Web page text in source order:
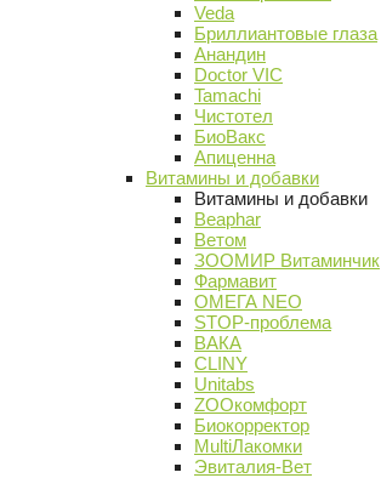
Veda
Бриллиантовые глаза
Анандин
Doctor VIC
Tamachi
Чистотел
БиоВакс
Апиценна
Витамины и добавки
Витамины и добавки
Beaphar
Ветом
ЗООМИР Витаминчик
Фармавит
ОМЕГА NEO
STOP-проблема
ВАКА
CLINY
Unitabs
ZOOкомфорт
Биокорректор
MultiЛакомки
Эвиталия-Вет